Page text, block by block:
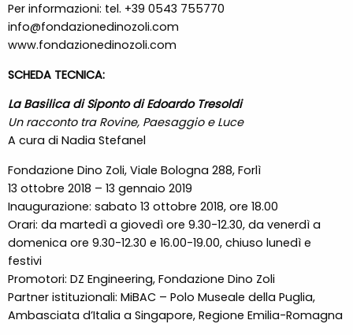
Per informazioni: tel. +39 0543 755770
info@fondazionedinozoli.com
www.fondazionedinozoli.com
SCHEDA TECNICA:
La Basilica di Siponto di Edoardo Tresoldi
Un racconto tra Rovine, Paesaggio e Luce
A cura di Nadia Stefanel
Fondazione Dino Zoli, Viale Bologna 288, Forlì
13 ottobre 2018 – 13 gennaio 2019
Inaugurazione: sabato 13 ottobre 2018, ore 18.00
Orari: da martedì a giovedì ore 9.30-12.30, da venerdì a
domenica ore 9.30-12.30 e 16.00-19.00, chiuso lunedì e
festivi
Promotori: DZ Engineering, Fondazione Dino Zoli
Partner istituzionali: MiBAC – Polo Museale della Puglia,
Ambasciata d’Italia a Singapore, Regione Emilia-Romagna